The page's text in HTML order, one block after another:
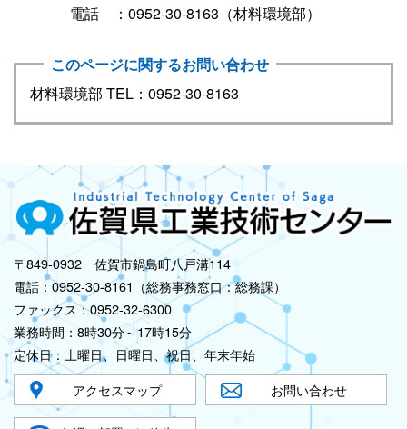
電話 ：0952-30-8163（材料環境部）
このページに関するお問い合わせ
材料環境部 TEL：0952-30-8163
〒849-0932 佐賀市鍋島町八戸溝114
電話：0952-30-8161（総務事務窓口：総務課）
ファックス：0952-32-6300
業務時間：8時30分～17時15分
定休日：土曜日、日曜日、祝日、年末年始
アクセスマップ お問い合わせ